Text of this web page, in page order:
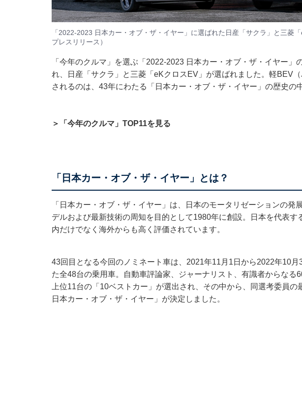
「2022-2023 日本カー・オブ・ザ・イヤー」に選ばれた日産「サクラ」と三菱
プレスリリース ）
「今年のクルマ」を選ぶ「2022-2023 日本カー・オブ・ザ・イヤー」
れ、日産「サクラ」と三菱「eKクロスEV」が選ばれました。軽BEV
されるのは、43年にわたる「日本カー・オブ・ザ・イヤー」の歴史の
＞「今年のクルマ」TOP11を見る
「日本カー・オブ・ザ・イヤー」とは？
「日本カー・オブ・ザ・イヤー」は、日本のモータリゼーションの発
デルおよび最新技術の周知を目的として1980年に創設。日本を代表す
内だけでなく海外からも高く評価されています。
43回目となる今回のノミネート車は、2021年11月1日から2022年10
た全48台の乗用車。自動車評論家、ジャーナリスト、有識者からなる
上位11台の「10ベストカー」が選出され、その中から、同選考委員
日本カー・オブ・ザ・イヤー」が決定しました。